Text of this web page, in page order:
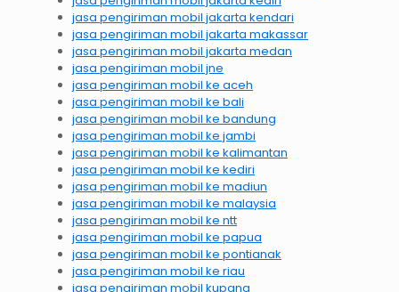
jasa pengiriman mobil jakarta kendari
jasa pengiriman mobil jakarta makassar
jasa pengiriman mobil jakarta medan
jasa pengiriman mobil jne
jasa pengiriman mobil ke aceh
jasa pengiriman mobil ke bali
jasa pengiriman mobil ke bandung
jasa pengiriman mobil ke jambi
jasa pengiriman mobil ke kalimantan
jasa pengiriman mobil ke kediri
jasa pengiriman mobil ke madiun
jasa pengiriman mobil ke malaysia
jasa pengiriman mobil ke ntt
jasa pengiriman mobil ke papua
jasa pengiriman mobil ke pontianak
jasa pengiriman mobil ke riau
jasa pengiriman mobil kupang